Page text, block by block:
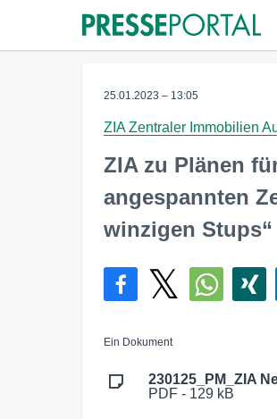
25.01.2023 – 13:05
ZIA Zentraler Immobilien
ZIA zu Plänen
angespannten
winzigen Stups“
Ein Dokument
230125_PM_ZIA
PDF - 129 kB